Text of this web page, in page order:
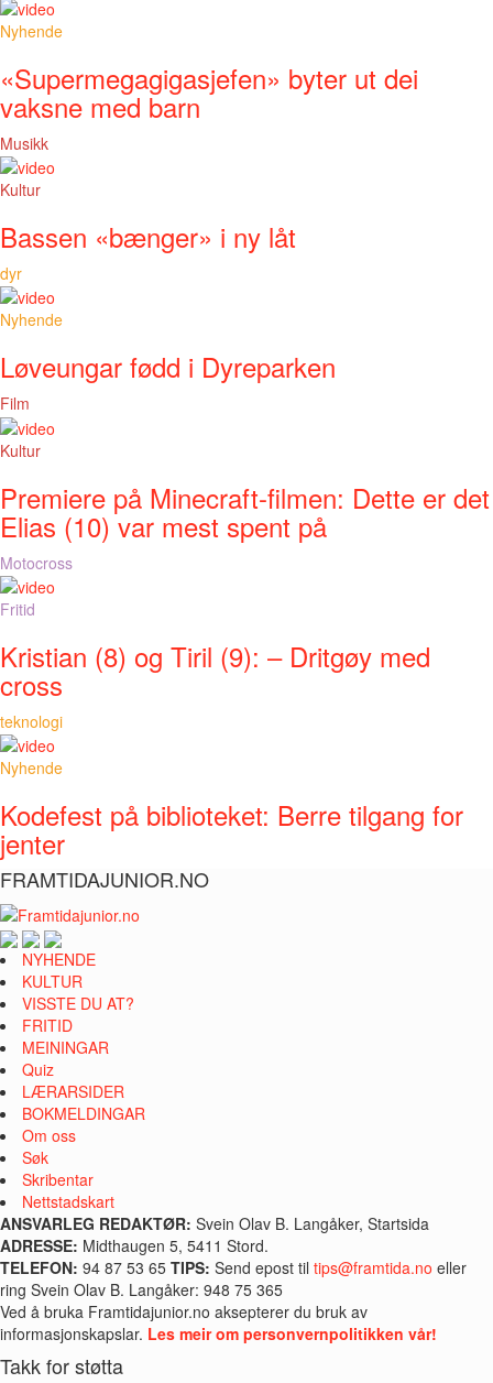
Nyhende
«Supermegagigasjefen» byter ut dei
vaksne med barn
Musikk
Kultur
Bassen «bænger» i ny låt
dyr
Nyhende
Løveungar fødd i Dyreparken
Film
Kultur
Premiere på Minecraft-filmen: Dette er det
Elias (10) var mest spent på
Motocross
Fritid
Kristian (8) og Tiril (9): – Dritgøy med
cross
teknologi
Nyhende
Kodefest på biblioteket: Berre tilgang for
jenter
FRAMTIDAJUNIOR.NO
NYHENDE
KULTUR
VISSTE DU AT?
FRITID
MEININGAR
Quiz
LÆRARSIDER
BOKMELDINGAR
Om oss
Søk
Skribentar
Nettstadskart
ANSVARLEG REDAKTØR: Svein Olav B. Langåker, Startsida
ADRESSE: Midthaugen 5, 5411 Stord.
TELEFON: 94 87 53 65 TIPS: Send epost til tips@framtida.no eller
ring Svein Olav B. Langåker: 948 75 365
Ved å bruka Framtidajunior.no aksepterer du bruk av
informasjonskapslar. Les meir om personvernpolitikken vår!
Takk for støtta